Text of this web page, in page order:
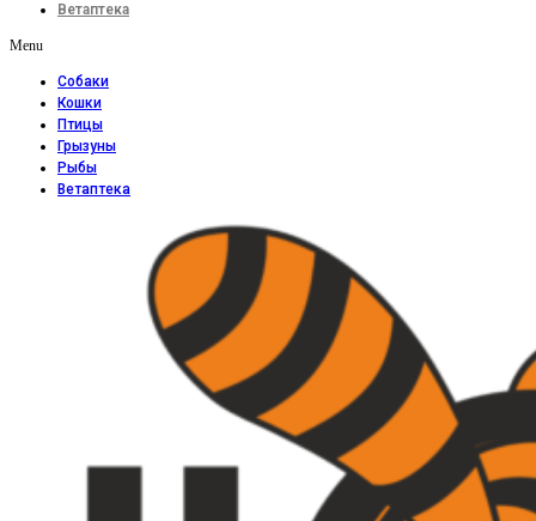
Ветаптека
Menu
Собаки
Кошки
Птицы
Грызуны
Рыбы
Ветаптека